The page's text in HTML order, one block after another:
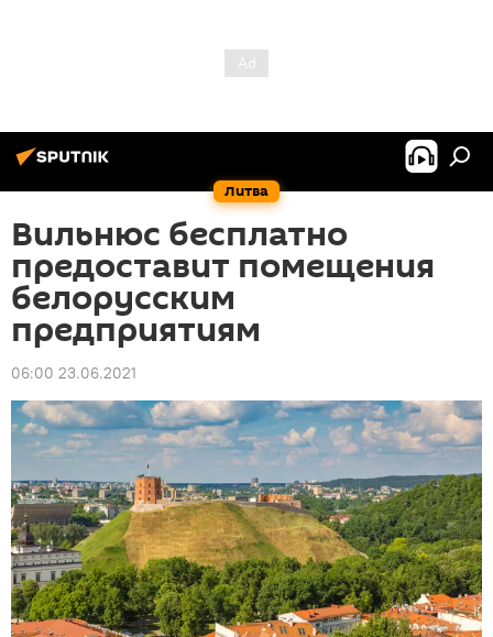
Литва
Вильнюс бесплатно
предоставит помещения
белорусским
предприятиям
06:00 23.06.2021